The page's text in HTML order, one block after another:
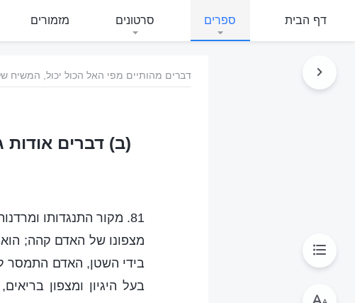
דף הבית ספרים סרטונים מזמורים
דברים מהותיים מפי האל הכול יכול, המשיח
(ב) דברים
81. מקור התנגדותו
מצפונו של האדם קהה;
בידי השטן, האדם התמסר
בעל היגיון ומצפון